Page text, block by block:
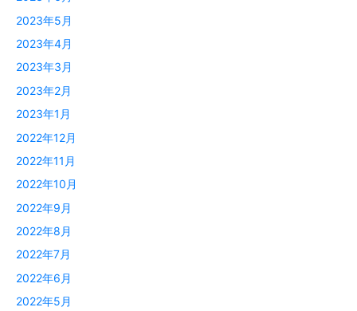
2023年5月
2023年4月
2023年3月
2023年2月
2023年1月
2022年12月
2022年11月
2022年10月
2022年9月
2022年8月
2022年7月
2022年6月
2022年5月